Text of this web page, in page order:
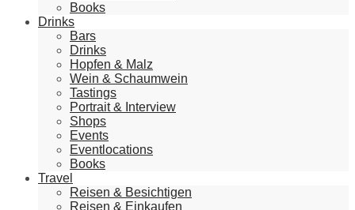
Books
Drinks
Bars
Drinks
Hopfen & Malz
Wein & Schaumwein
Tastings
Portrait & Interview
Shops
Events
Eventlocations
Books
Travel
Reisen & Besichtigen
Reisen & Einkaufen